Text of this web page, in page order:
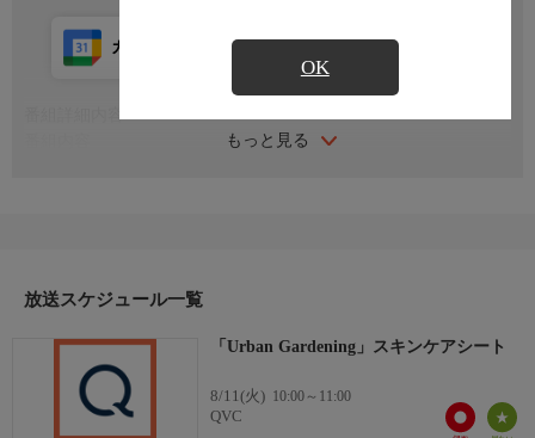
OK
もっと見る
カレンダー登録 アプリ視聴
放送スケジュール一覧
「Urban Gardening」スキンケアシート
8/11(火) 10:00～11:00
QVC